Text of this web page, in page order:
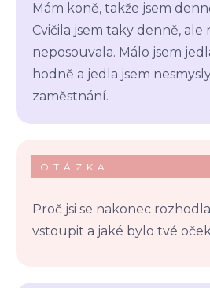
Mám koně, takže jsem
Cvičila jsem taky denně, ale
neposouvala. Málo jsem
hodně a jedla jsem
zaměstnání.
OTÁZKA
Proč jsi se nakonec
vstoupit a jaké bylo tvé